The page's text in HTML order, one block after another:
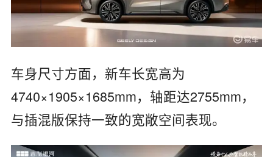
车身尺寸方面，新车长宽高为
4740×1905×1685mm，轴距达2755mm，
与插混版保持一致的宽敞空间表现。​